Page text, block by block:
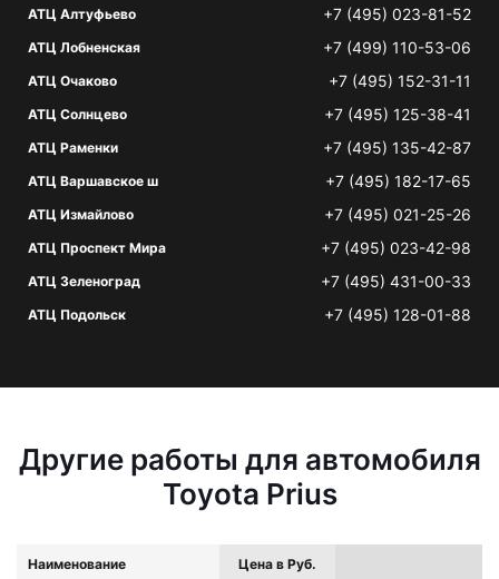
АТЦ Алтуфьево +7 (495) 023-81-52
АТЦ Лобненская +7 (499) 110-53-06
АТЦ Очаково +7 (495) 152-31-11
АТЦ Солнцево +7 (495) 125-38-41
АТЦ Раменки +7 (495) 135-42-87
АТЦ Варшавское ш +7 (495) 182-17-65
АТЦ Измайлово +7 (495) 021-25-26
АТЦ Проспект Мира +7 (495) 023-42-98
АТЦ Зеленоград +7 (495) 431-00-33
АТЦ Подольск +7 (495) 128-01-88
Другие работы для автомобиля
Toyota Prius
Наименование Цена в Руб.